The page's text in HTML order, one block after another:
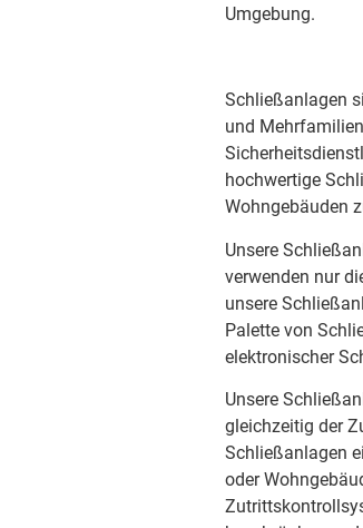
Umgebung.
Schließanlagen
und
hochwertige
Wohngebäuden
Unsere
verwenden nur
unsere
Palette von
elektronischer
Unsere
gleichzeitig der
Schließanlagen
oder